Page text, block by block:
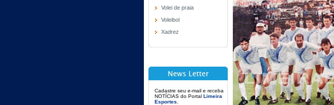
Volei de praia
Voleibol
Xadrez
Cadastre seu e-mail e receba
NOTÍCIAS do Portal Limeira
Esportes